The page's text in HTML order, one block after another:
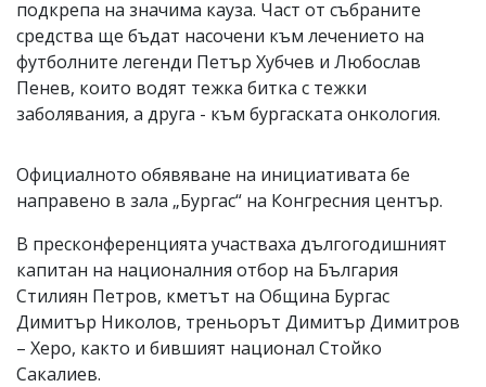
подкрепа на значима кауза. Част от събраните
средства ще бъдат насочени към лечението на
футболните легенди Петър Хубчев и Любослав
Пенев, които водят тежка битка с тежки
заболявания, а друга - към бургаската онкология.
Официалното обявяване на инициативата бе
направено в зала „Бургас“ на Конгресния център.
В пресконференцията участваха дългогодишният
капитан на националния отбор на България
Стилиян Петров, кметът на Община Бургас
Димитър Николов, треньорът Димитър Димитров
– Херо, както и бившият национал Стойко
Сакалиев.